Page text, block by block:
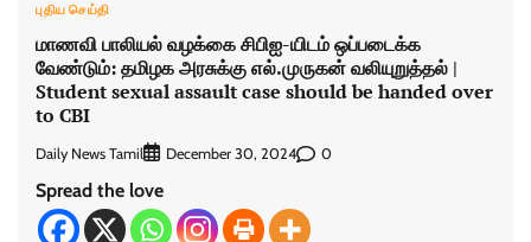
புதிய செய்தி
மாணவி பாலியல் வழக்கை சிபிஐ-​யிடம் ஒப்படைக்க
வேண்டும்: தமிழக அரசுக்கு எல்.முருகன் வலியுறுத்தல் |
Student sexual assault case should be handed over
to CBI
Daily News Tamil December 30, 2024 0
Spread the love